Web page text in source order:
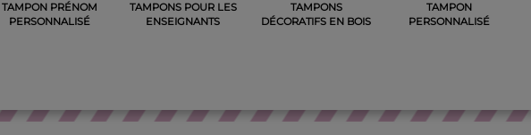
TAMPON PRÉNOM
PERSONNALISÉ
TAMPONS POUR LES
ENSEIGNANTS
TAMPONS
DÉCORATIFS EN BOIS
TAMPON
PERSONNALISÉ
TAMPONS AU CHOIX 3 SMILEYS EN BOIS AU CHOIX